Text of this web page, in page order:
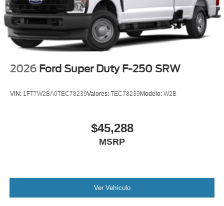
2026 Ford Super Duty F-250 SRW
VIN: 1FT7W2BA0TEC78239Valores: TEC78239Modelo: W2B
$45,288
MSRP
Ver Vehículo